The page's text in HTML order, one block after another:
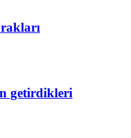
getirdikleri